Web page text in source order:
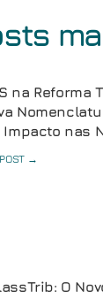
na Reforma
Impacto nas
→
O